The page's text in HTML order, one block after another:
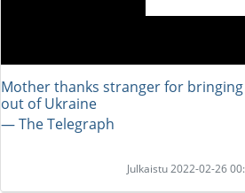
Mother thanks stranger for
out of Ukraine
― The Telegraph
Julkaistu 2022-02-26